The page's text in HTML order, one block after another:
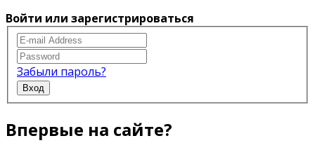
Войти или зарегистрироваться
Забыли пароль?
Вход
Впервые на сайте?